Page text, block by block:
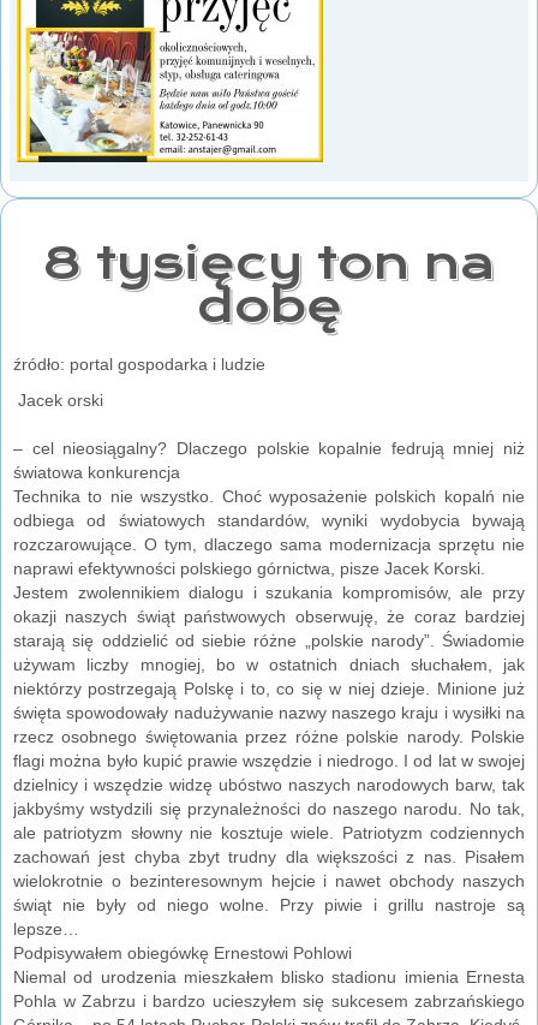
8 tysięcy ton na
dobę
źródło: portal gospodarka i ludzie
Jacek orski
– cel nieosiągalny? Dlaczego polskie kopalnie fedrują mniej niż
światowa konkurencja
Technika to nie wszystko. Choć wyposażenie polskich kopalń nie
odbiega od światowych standardów, wyniki wydobycia bywają
rozczarowujące. O tym, dlaczego sama modernizacja sprzętu nie
naprawi efektywności polskiego górnictwa, pisze Jacek Korski.
Jestem zwolennikiem dialogu i szukania kompromisów, ale przy
okazji naszych świąt państwowych obserwuję, że coraz bardziej
starają się oddzielić od siebie różne „polskie narody”. Świadomie
używam liczby mnogiej, bo w ostatnich dniach słuchałem, jak
niektórzy postrzegają Polskę i to, co się w niej dzieje. Minione już
święta spowodowały nadużywanie nazwy naszego kraju i wysiłki na
rzecz osobnego świętowania przez różne polskie narody. Polskie
flagi można było kupić prawie wszędzie i niedrogo. I od lat w swojej
dzielnicy i wszędzie widzę ubóstwo naszych narodowych barw, tak
jakbyśmy wstydzili się przynależności do naszego narodu. No tak,
ale patriotyzm słowny nie kosztuje wiele. Patriotyzm codziennych
zachowań jest chyba zbyt trudny dla większości z nas. Pisałem
wielokrotnie o bezinteresownym hejcie i nawet obchody naszych
świąt nie były od niego wolne. Przy piwie i grillu nastroje są
lepsze…
Podpisywałem obiegówkę Ernestowi Pohlowi
Niemal od urodzenia mieszkałem blisko stadionu imienia Ernesta
Pohla w Zabrzu i bardzo ucieszyłem się sukcesem zabrzańskiego